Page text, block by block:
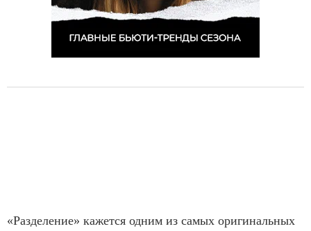
«Разделение» кажется одним из самых оригинальных